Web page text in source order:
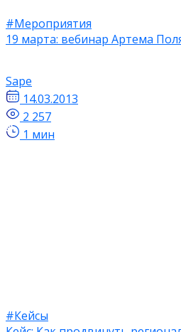
#Мероприятия
19 марта: вебинар Артема
Sape
14.03.2013
2 257
1 мин
#Кейсы